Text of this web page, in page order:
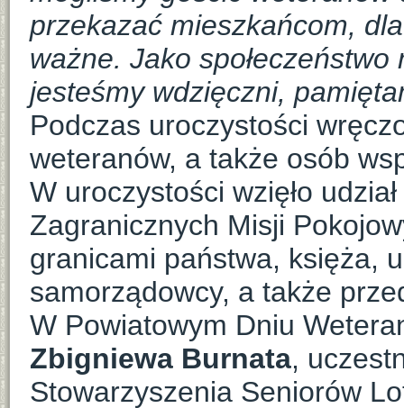
przekazać mieszkańcom,
ważne. Jako
jesteśmy wdzięczni,
Podczas uroczystości
weteranów, a także osób
W uroczystości wzięło
Zagranicznych Misji
granicami państwa, księża,
samorządowcy, a także
W Powiatowym Dniu
Zbigniewa Burnata,
Stowarzyszenia Seniorów